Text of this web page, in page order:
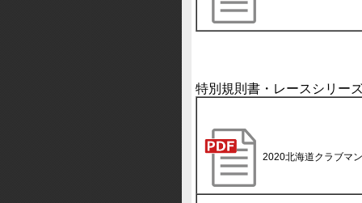
特別規則書・レースシリー
2020北海道クラブマ